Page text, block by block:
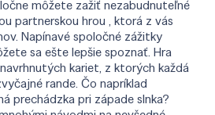
môžete zažiť nezabudnuteľné
partnerskou hrou , ktorá z vás
Napínavé spoločné zážitky
sa ešte lepšie spoznať. Hra
kariet, z ktorých každá
rande. Čo napríklad
prechádzka pri západe slnka?